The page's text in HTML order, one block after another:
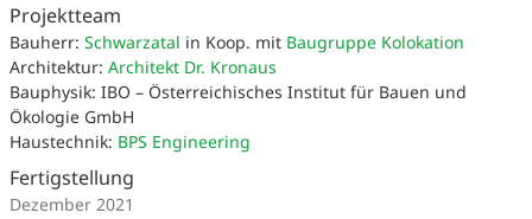
Projektteam
Bauherr: Schwarzatal in Koop. mit Baugruppe Kolokation
Architektur: Architekt Dr. Kronaus
Bauphysik: IBO – Österreichisches Institut für Bauen und
Ökologie GmbH
Haustechnik: BPS Engineering
Fertigstellung
Dezember 2021